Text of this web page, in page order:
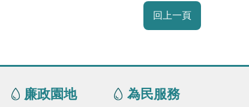
回上一頁
廉政園地 為民服務